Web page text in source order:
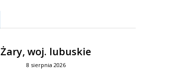
Żary, woj. lubuskie
8 sierpnia 2026